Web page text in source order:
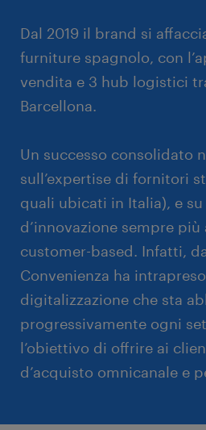
Dal 2019 il brand si
furniture spagnolo, con
vendita e 3 hub logistici
Barcellona.
Un successo consolidato
sull’expertise di fornitori
quali ubicati in Italia), e
d’innovazione sempre più
customer-based. Infatti,
Convenienza ha
digitalizzazione che sta
progressivamente ogni
l’obiettivo di offrire ai
d’acquisto omnicanale e